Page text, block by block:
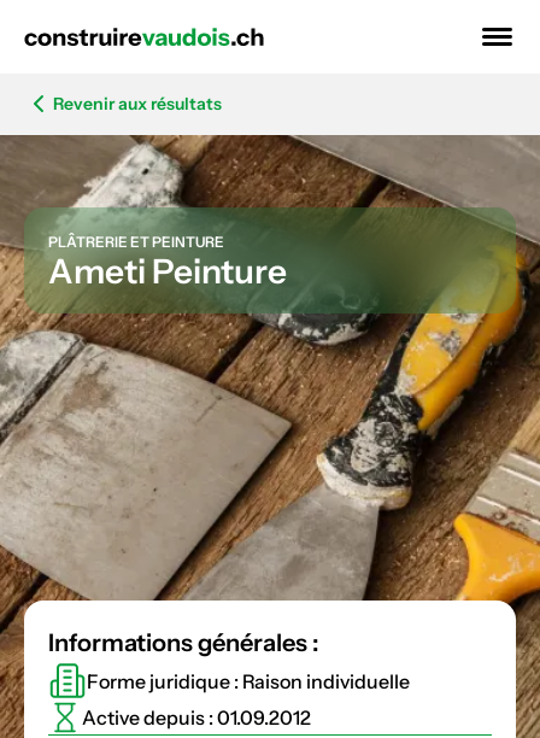
Revenir aux résultats
PLÂTRERIE ET PEINTURE
Ameti Peinture
Informations générales :
Forme juridique : Raison individuelle
Active depuis : 01.09.2012